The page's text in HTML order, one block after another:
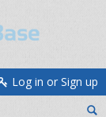
Log in or Sign up